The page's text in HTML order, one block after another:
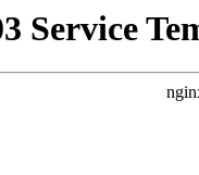
Service